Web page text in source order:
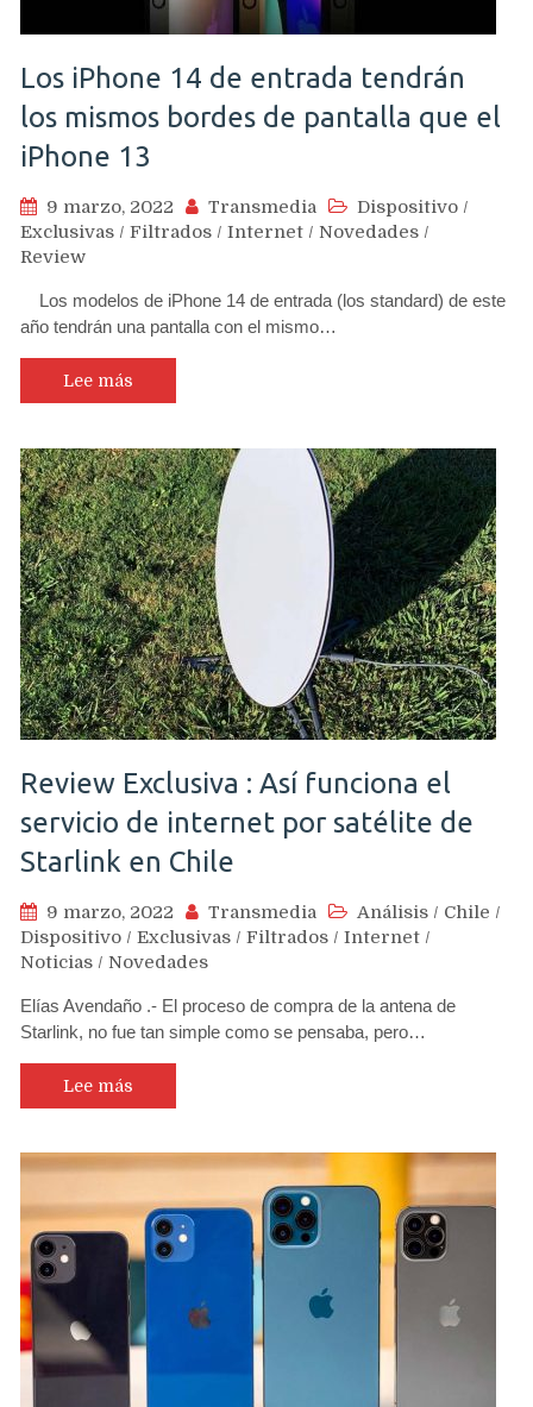
Los iPhone 14 de entrada tendrán
los mismos bordes de pantalla que el
iPhone 13
9 marzo, 2022 Transmedia Dispositivo /
Exclusivas / Filtrados / Internet / Novedades /
Review
Los modelos de iPhone 14 de entrada (los standard) de este
año tendrán una pantalla con el mismo…
Lee más
Review Exclusiva : Así funciona el
servicio de internet por satélite de
Starlink en Chile
9 marzo, 2022 Transmedia Análisis / Chile /
Dispositivo / Exclusivas / Filtrados / Internet /
Noticias / Novedades
Elías Avendaño .- El proceso de compra de la antena de
Starlink, no fue tan simple como se pensaba, pero…
Lee más